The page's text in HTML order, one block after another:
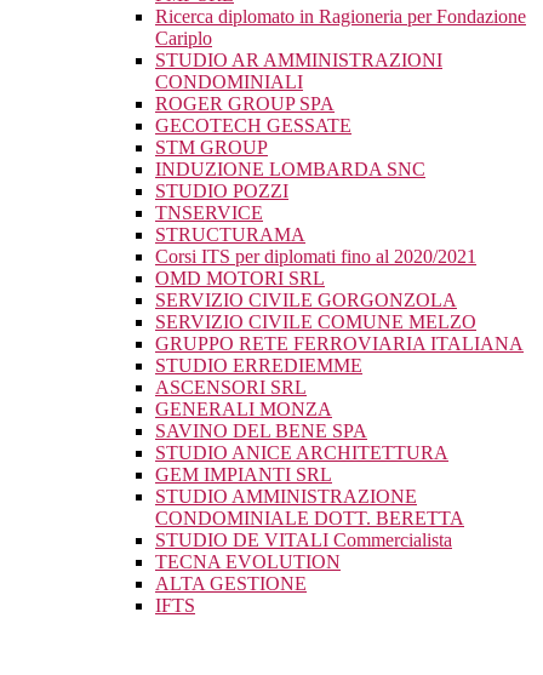
Ricerca diplomato in Ragioneria per Fondazione
Cariplo
STUDIO AR AMMINISTRAZIONI
CONDOMINIALI
ROGER GROUP SPA
GECOTECH GESSATE
STM GROUP
INDUZIONE LOMBARDA SNC
STUDIO POZZI
TNSERVICE
STRUCTURAMA
Corsi ITS per diplomati fino al 2020/2021
OMD MOTORI SRL
SERVIZIO CIVILE GORGONZOLA
SERVIZIO CIVILE COMUNE MELZO
GRUPPO RETE FERROVIARIA ITALIANA
STUDIO ERREDIEMME
ASCENSORI SRL
GENERALI MONZA
SAVINO DEL BENE SPA
STUDIO ANICE ARCHITETTURA
GEM IMPIANTI SRL
STUDIO AMMINISTRAZIONE
CONDOMINIALE DOTT. BERETTA
STUDIO DE VITALI Commercialista
TECNA EVOLUTION
ALTA GESTIONE
IFTS